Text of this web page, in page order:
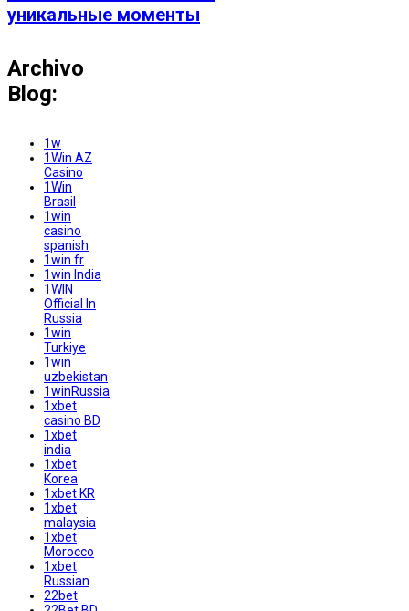
уникальные моменты
Archivo
Blog:
1w
1Win AZ
Casino
1Win
Brasil
1win
casino
spanish
1win fr
1win India
1WIN
Official In
Russia
1win
Turkiye
1win
uzbekistan
1winRussia
1xbet
casino BD
1xbet
india
1xbet
Korea
1xbet KR
1xbet
malaysia
1xbet
Morocco
1xbet
Russian
22bet